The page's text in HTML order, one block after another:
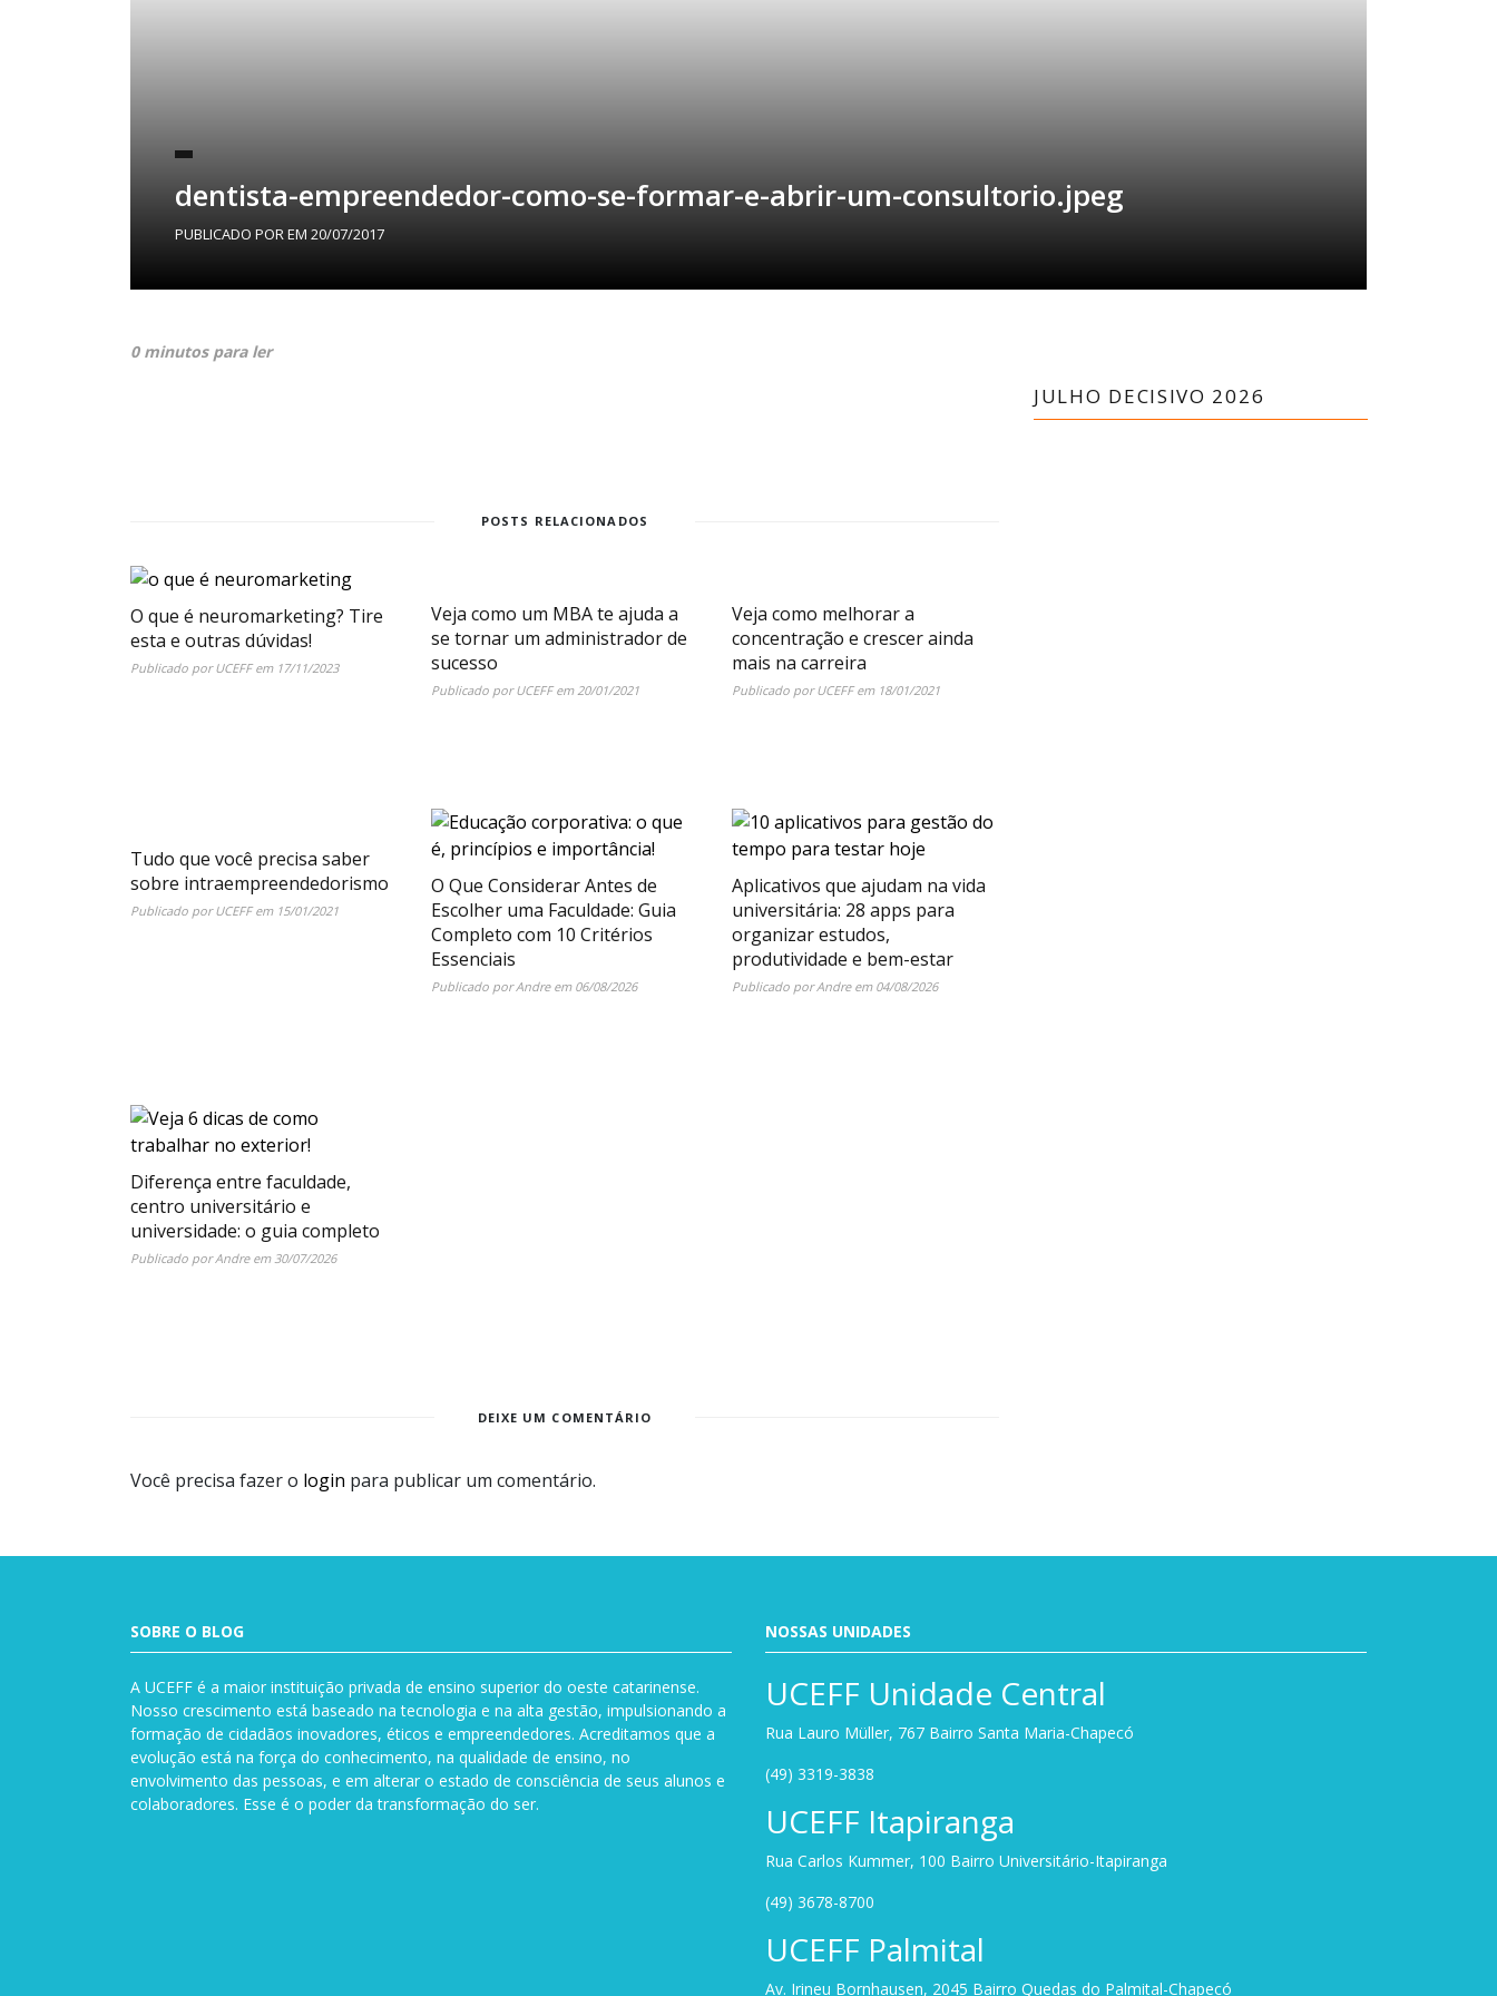
dentista-empreendedor-como-se-formar-e-abrir-um-consultorio.jpeg
PUBLICADO POREM 20/07/2017
0 minutos para ler
POSTS RELACIONADOS
O que é neuromarketing? Tire
esta e outras dúvidas!
Publicado porUCEFFem 17/11/2023
Veja como um MBA te ajuda a
se tornar um administrador de
sucesso
Publicado porUCEFFem 20/01/2021
Veja como melhorar a
concentração e crescer ainda
mais na carreira
Publicado porUCEFFem 18/01/2021
Tudo que você precisa saber
sobre intraempreendedorismo
Publicado porUCEFFem 15/01/2021
O Que Considerar Antes de
Escolher uma Faculdade: Guia
Completo com 10 Critérios
Essenciais
Publicado porAndreem 06/08/2026
Aplicativos que ajudam na vida
universitária: 28 apps para
organizar estudos,
produtividade e bem-estar
Publicado porAndreem 04/08/2026
Diferença entre faculdade,
centro universitário e
universidade: o guia completo
Publicado porAndreem 30/07/2026
DEIXE UM COMENTÁRIO
Você precisa fazer o login para publicar um comentário.
JULHO DECISIVO 2026
SOBRE O BLOG
A UCEFF é a maior instituição privada de ensino superior do oeste catarinense.
Nosso crescimento está baseado na tecnologia e na alta gestão, impulsionando a
formação de cidadãos inovadores, éticos e empreendedores. Acreditamos que a
evolução está na força do conhecimento, na qualidade de ensino, no
envolvimento das pessoas, e em alterar o estado de consciência de seus alunos e
colaboradores. Esse é o poder da transformação do ser.
NOSSAS UNIDADES
UCEFF Unidade Central
Rua Lauro Müller, 767 Bairro Santa Maria-Chapecó
(49) 3319-3838
UCEFF Itapiranga
Rua Carlos Kummer, 100 Bairro Universitário-Itapiranga
(49) 3678-8700
UCEFF Palmital
Av. Irineu Bornhausen, 2045 Bairro Quedas do Palmital-Chapecó